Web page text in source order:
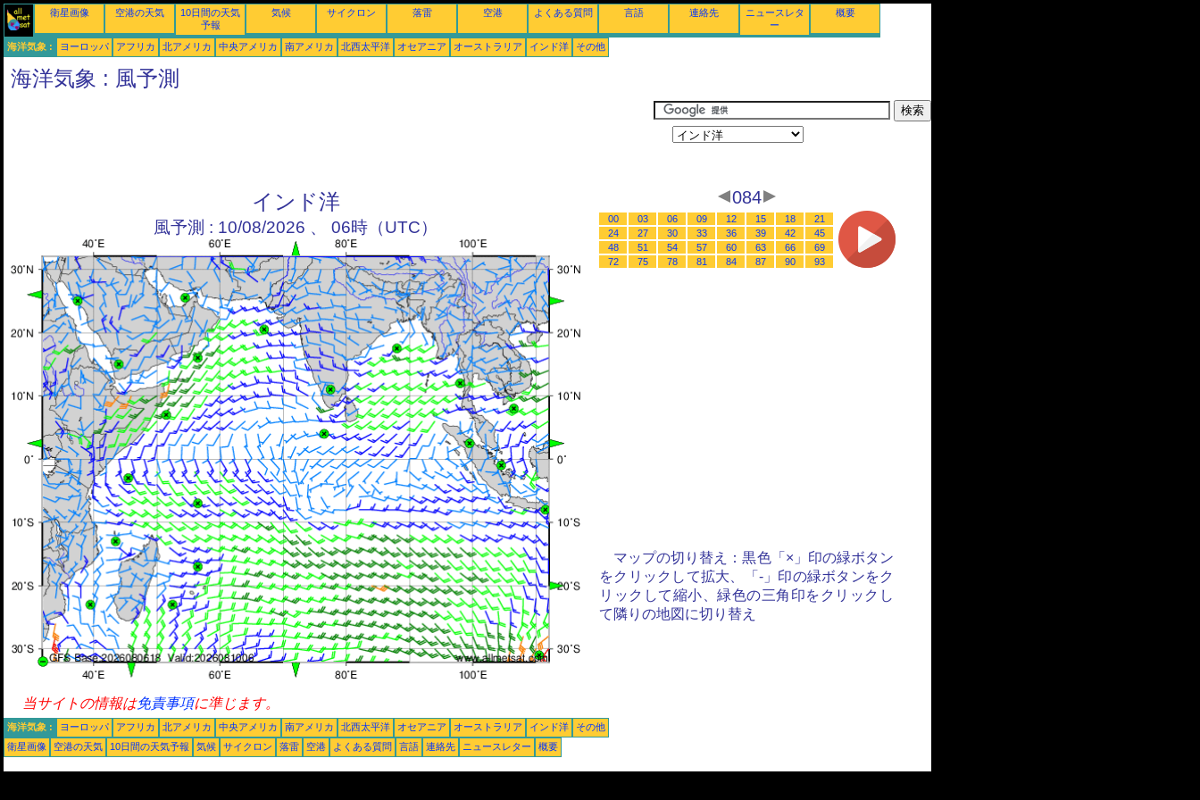
衛星画像 空港の天気
10日間の天気
予報
気候 サイクロン 落雷 空港 よくある質問 言語 連絡先
ニュースレタ
ー
概要
海洋気象 : ヨーロッパ アフリカ 北アメリカ 中央アメリカ 南アメリカ 北西太平洋 オセアニア オーストラリア インド洋 その他
海洋気象 : 風予測
インド洋
風予測 : 10/08/2026 、 06時（UTC）
084
00 03 06 09 12 15 18
21
24
27 30 33 36 39 42
45
48
51 54 57 60 63 66
69
72
75 78 81 84 87 90 93
マップの切り替え：黒色「×」印の緑ボタン
をクリックして拡大、「-」印の緑ボタンをク
リックして縮小、緑色の三角印をクリックし
て隣りの地図に切り替え
当サイトの情報は免責事項に準じます。
海洋気象 : ヨーロッパ アフリカ 北アメリカ 中央アメリカ 南アメリカ 北西太平洋 オセアニア オーストラリア インド洋
その他
衛星画像
空港の天気 10日間の天気予報 気候 サイクロン 落雷 空港 よくある質問 言語 連絡先 ニュースレター 概要